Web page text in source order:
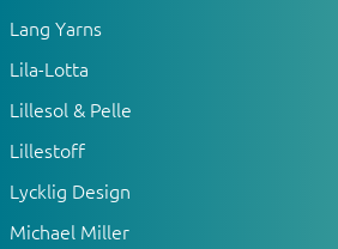
Lang Yarns
Lila-Lotta
Lillesol & Pelle
Lillestoff
Lycklig Design
Michael Miller